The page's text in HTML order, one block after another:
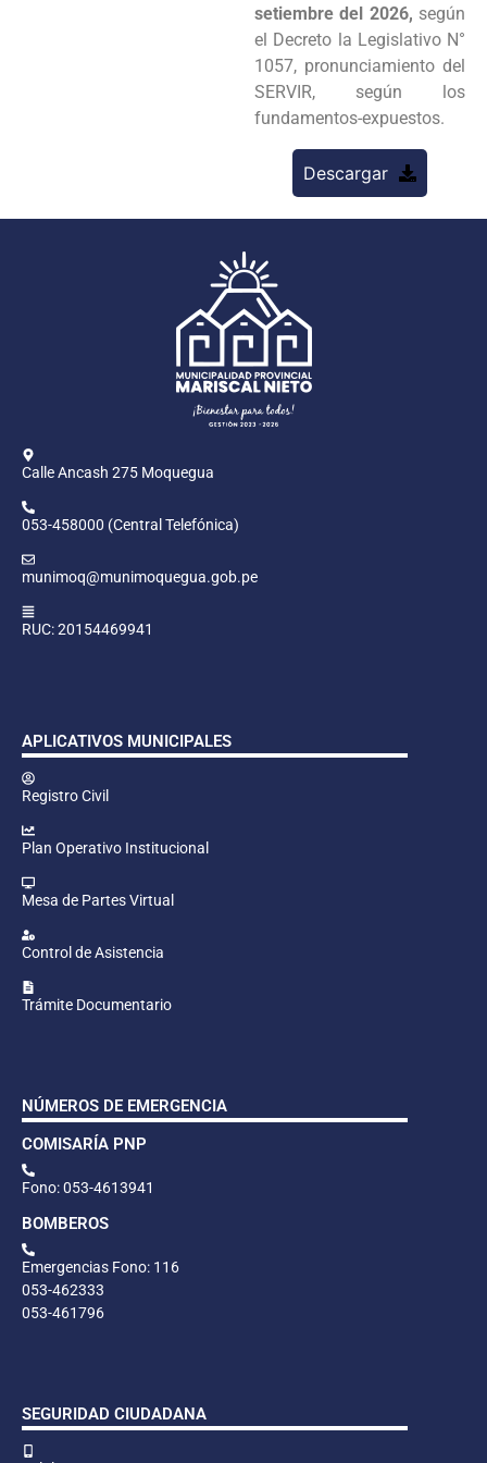
setiembre del 2026, según
el Decreto la Legislativo N°
1057, pronunciamiento del
SERVIR, según los
fundamentos-expuestos.
Descargar
Calle Ancash 275 Moquegua
053-458000 (Central Telefónica)
munimoq@munimoquegua.gob.pe
RUC: 20154469941
APLICATIVOS MUNICIPALES
Registro Civil
Plan Operativo Institucional
Mesa de Partes Virtual
Control de Asistencia
Trámite Documentario
NÚMEROS DE EMERGENCIA
COMISARÍA PNP
Fono: 053-4613941
BOMBEROS
Emergencias Fono: 116
053-462333
053-461796
SEGURIDAD CIUDADANA